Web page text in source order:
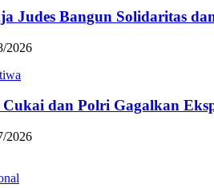
Judes Bangun Solidaritas
2026
Cukai dan Polri Gagalkan
2026